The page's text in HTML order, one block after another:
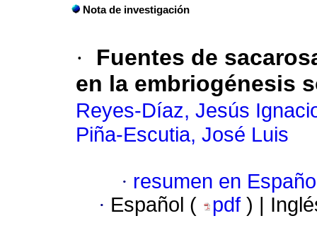
Nota de investigación
·
Fuentes de
en la embriogénesis
Reyes-Díaz, Jesús
Piña-Escutia, José Luis
· resumen en
· Español ( pdf ) |